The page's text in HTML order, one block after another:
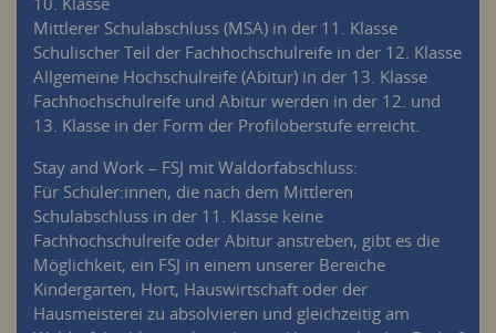
Mittlerer Schulabschluss (MSA) in der 11. Klasse
Schulischer Teil der Fachhochschulreife in der 12. Klasse
Allgemeine Hochschulreife (Abitur) in der 13. Klasse
Fachhochschulreife und Abitur werden in der 12. und
13. Klasse in der Form der Profiloberstufe erreicht.
Stay and Work – FSJ mit Waldorfabschluss:
Für Schüler:innen, die nach dem Mittleren
Schulabschluss in der 11. Klasse keine
Fachhochschulreife oder Abitur anstreben, gibt es die
Möglichkeit, ein FSJ in einem unserer Bereiche
Kindergarten, Hort, Hauswirtschaft oder der
Hausmeisterei zu absolvieren und gleichzeitig am